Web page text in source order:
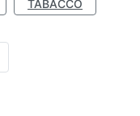
TABACCO